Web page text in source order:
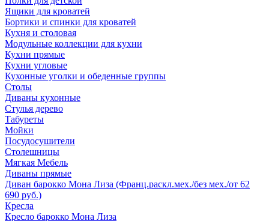
Ящики для кроватей
Бортики и спинки для кроватей
Кухня и столовая
Модульные коллекции для кухни
Кухни прямые
Кухни угловые
Кухонные уголки и обеденные группы
Столы
Диваны кухонные
Стулья дерево
Табуреты
Мойки
Посудосушители
Столешницы
Мягкая Мебель
Диваны прямые
Диван барокко Мона Лиза (Франц.раскл.мех./без мех./от 62
690 руб.)
Кресла
Кресло барокко Мона Лиза